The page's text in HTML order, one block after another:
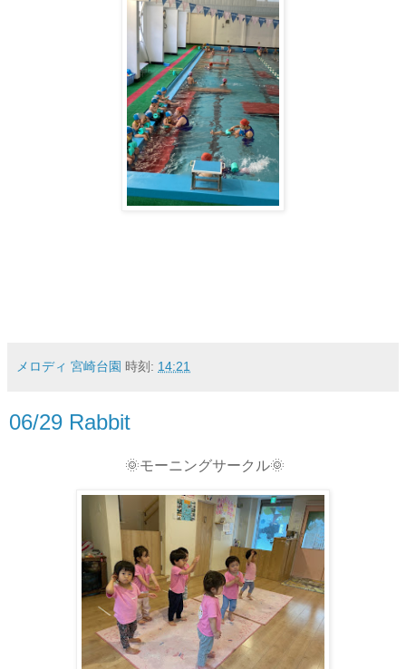
メロディ 宮崎台園 時刻: 14:21
06/29 Rabbit
🌞モーニングサークル🌞